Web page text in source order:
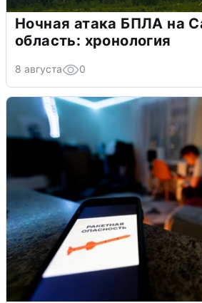
Ночная атака БПЛА на
область: хронология
8 августа 0